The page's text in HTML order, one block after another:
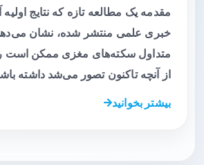
مقدمه یک مطالعه تازه که نتایج اولیه
خبری علمی منتشر شده، نشان می‌دهد
متداول سکته‌های مغزی ممکن است
از آنچه تاکنون تصور می‌شد داشته
بیشتر بخوانید